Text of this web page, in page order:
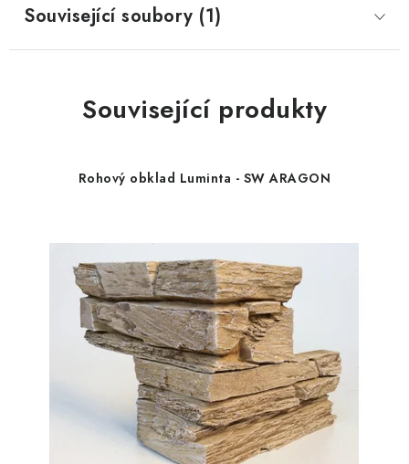
Související soubory (1)
Související produkty
Rohový obklad Luminta - SW ARAGON